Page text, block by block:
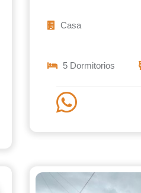
Casa
5 Dormitorios